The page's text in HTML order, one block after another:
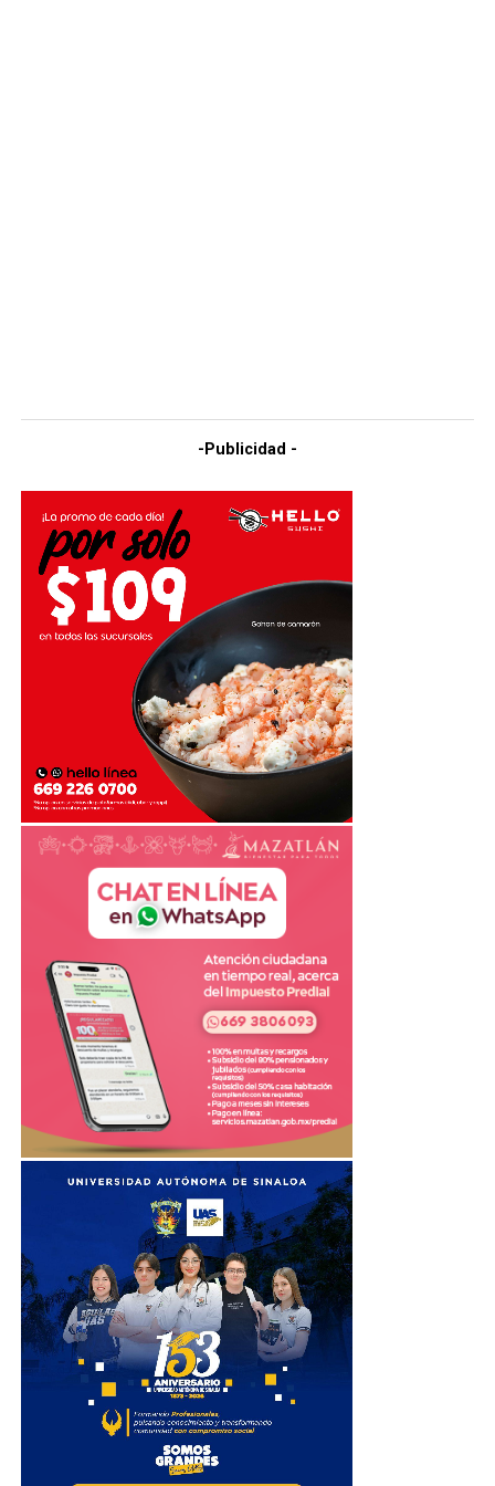
-Publicidad -